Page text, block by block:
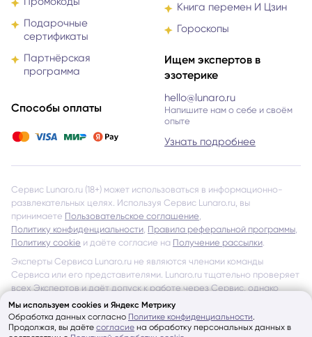
Мы используем cookies и Яндекс Метрику
Обработка данных согласно Политике конфиденциальности.
Продолжая, вы даёте согласие на обработку персональных данных в
Подарочные
сертификаты
Партнёрская
программа
Способы оплаты
Книга перемен И Цзин
Гороскопы
Ищем экспертов в
эзотерике
hello@lunaro.ru
Напишите нам о себе и своём
опыте
Узнать подробнее
Сервис Lunaro.ru (18+) может использоваться в информационно-
развлекательных целях. Используя Сервис Lunaro.ru, вы
принимаете Пользовательское соглашение
Политику конфиденциальности Правила реферальной программы
Политику cookie и даёте согласие на Получение рассылки
Эксперты Сервиса Lunaro.ru не являются членами команды
Сервиса или его представителями. Lunaro.ru тщательно проверяет
всех Экспертов и даёт допуск к работе через Сервис, однако
не несёт ответственности за обещания и утверждения, указанные
на страницах Экспертов и в отзывах других Пользователей
об Экспертах Сервиса.